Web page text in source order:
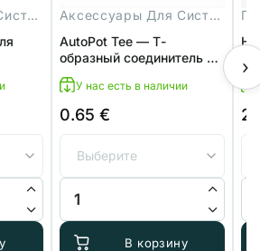
Аксессуары Для Систем
клапан для аэратора
Аксессуары Для Систем
AutoPot Tee — Т-
образный соединитель 9
мм
У нас есть в наличии
0.65 €
Количество товара AutoPot
В корзину
›